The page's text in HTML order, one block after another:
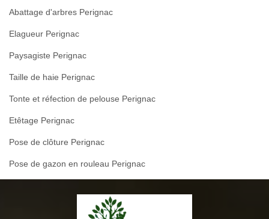
Abattage d'arbres Perignac
Elagueur Perignac
Paysagiste Perignac
Taille de haie Perignac
Tonte et réfection de pelouse Perignac
Etêtage Perignac
Pose de clôture Perignac
Pose de gazon en rouleau Perignac